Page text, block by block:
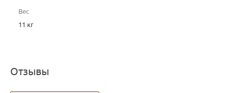
Вес
11 кг
Отзывы